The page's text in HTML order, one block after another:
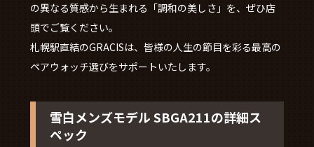
の異なる質感から生まれる「調和の美しさ」を、ぜひ店
頭でご覧ください。
札幌駅直結のGRACISは、皆様の人生の節目を彩る最高の
ペアウォッチ選びをサポートいたします。
雪白メンズモデル SBGA211の詳細ス
ペック